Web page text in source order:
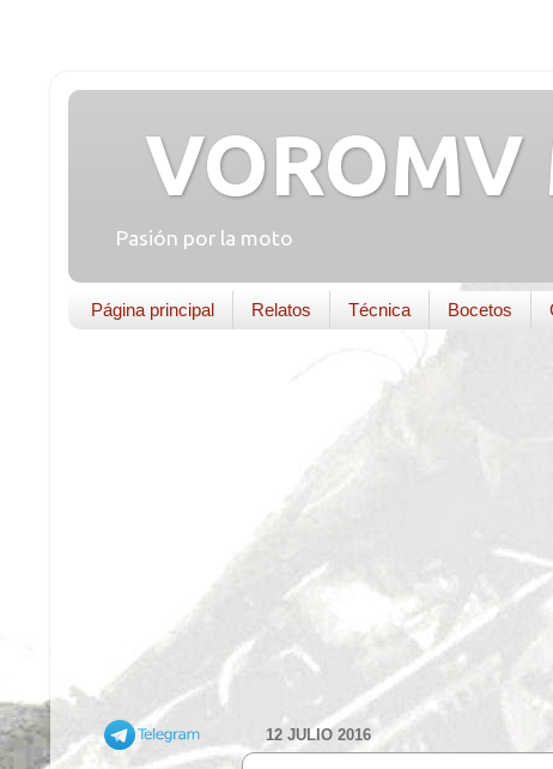
Pasión por la moto
Página principal Relatos Técnica Bocetos
12 JULIO 2016